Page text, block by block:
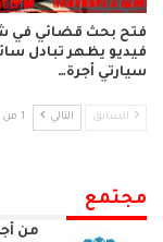
فتح بحث قضائي في
فيديو يظهر تبادل
سيارتي أجرة…
السابق التالي 1 من 26
مجتمع
من